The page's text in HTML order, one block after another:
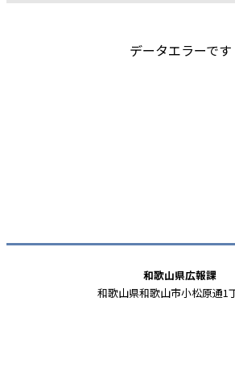
データエラーです
和歌山県広報課
和歌山県和歌山市小松原通1